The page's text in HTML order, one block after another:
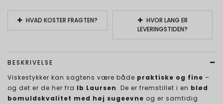
HVAD KOSTER FRAGTEN?
HVOR LANG ER
LEVERINGSTIDEN?
BESKRIVELSE
Viskestykker kan sagtens være både praktiske og fine –
og det er de her fra Ib Laursen. De er fremstillet i en blød
bomuldskvalitet med høj sugeevne og er samtidig